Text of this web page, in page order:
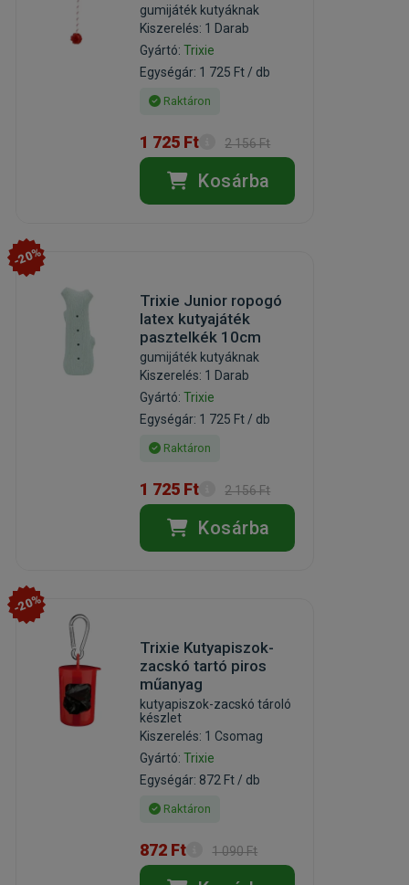
gumijáték kutyáknak
Kiszerelés: 1 Darab
Gyártó:Trixie
Egységár: 1 725 Ft / db
Raktáron
1 725 Ft 2 156 Ft
Kosárba
-20%
Trixie Junior ropogó
latex kutyajáték
pasztelkék 10cm
gumijáték kutyáknak
Kiszerelés: 1 Darab
Gyártó:Trixie
Egységár: 1 725 Ft / db
Raktáron
1 725 Ft 2 156 Ft
Kosárba
-20%
Trixie Kutyapiszok-
zacskó tartó piros
műanyag
kutyapiszok-zacskó tároló
készlet
Kiszerelés: 1 Csomag
Gyártó:Trixie
Egységár: 872 Ft / db
Raktáron
872 Ft 1 090 Ft